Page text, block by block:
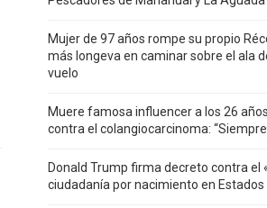
Mujer de 97 años rompe su propio
más longeva en caminar sobre el ala
vuelo
Muere famosa influencer a los 26
contra el colangiocarcinoma:
Donald Trump firma decreto contra el
ciudadanía por nacimiento en Estados